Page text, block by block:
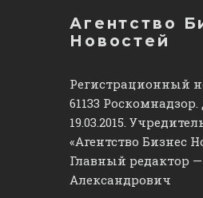
Агентство
Новостей
Регистрационный
61133
19.03.2015.
«Агентство Бизнес
Главный редактор
Александрович